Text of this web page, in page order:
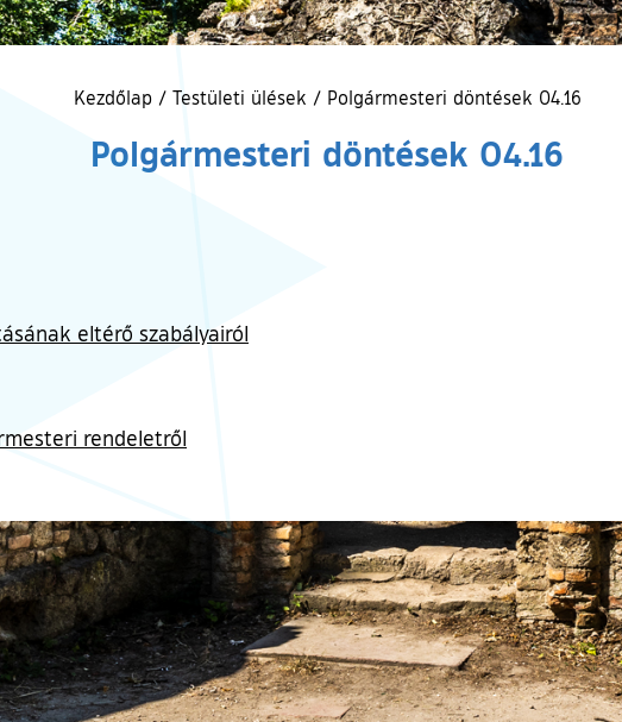
Kezdőlap / Testületi ülések / Polgármesteri döntések 04.16
Polgármesteri döntések 04.16
eltérő szabályairól
rendeletről